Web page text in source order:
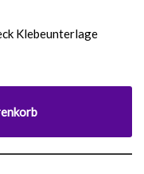
Klebeunterlage